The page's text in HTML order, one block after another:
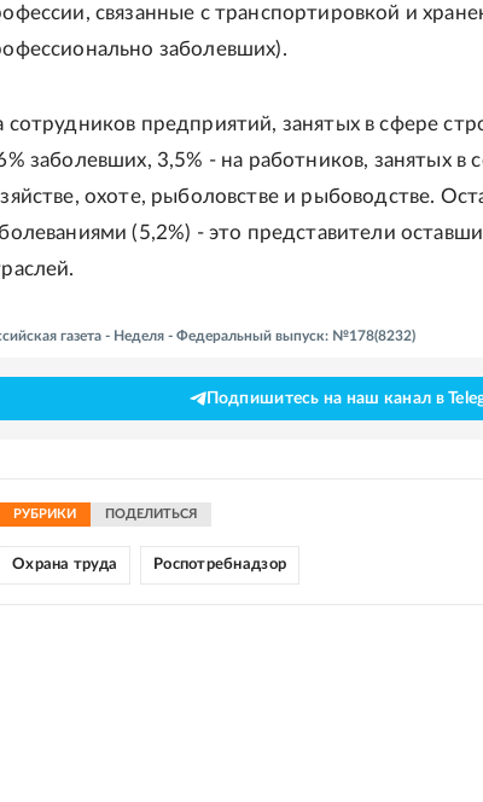
связанные с транспортировкой и
заболевших).
сотрудников предприятий, занятых в сфере
заболевших, 3,5% - на работников, занятых в
охоте, рыболовстве и рыбоводстве.
(5,2%) - это представители
газета - Неделя - Федеральный выпуск: №178(8232)
Подпишитесь на наш канал в
РУБРИКИ ПОДЕЛИТЬСЯ
Охрана труда Роспотребнадзор